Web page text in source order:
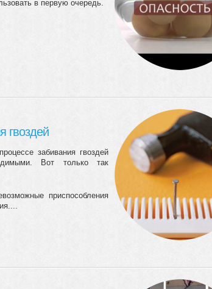
в первую очередь.
гвоздей
забивания гвоздей
Вот только так
приспособления